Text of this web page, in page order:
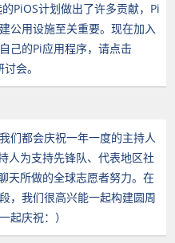
PiOS计划做出了许多贡献，Pi
公用设施至关重要。现在加入
己的Pi应用程序，请点击
会。
们都会庆祝一年一度的主持人
人为支持先锋队、代表地区社
天所做的全球志愿者努力。在
，我们很高兴能一起构建圆周
起庆祝：）